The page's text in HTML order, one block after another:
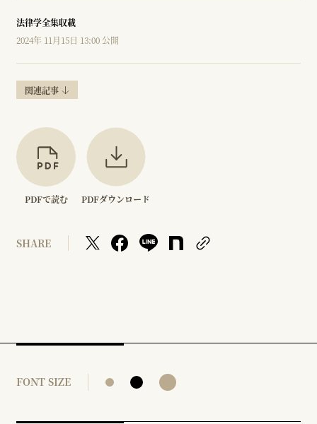
法律学全集収載
2024年 11月15日 13:00 公開
関連記事
PDFで読む PDFダウンロード
SHARE
FONT SIZE